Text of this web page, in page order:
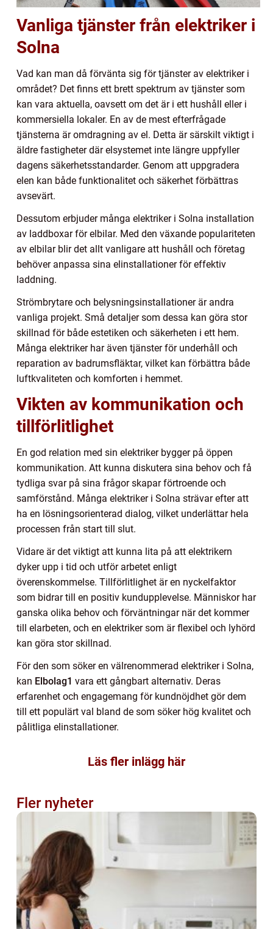
Vanliga tjänster från elektriker i
Solna
Vad kan man då förvänta sig för tjänster av elektriker i
området? Det finns ett brett spektrum av tjänster som
kan vara aktuella, oavsett om det är i ett hushåll eller i
kommersiella lokaler. En av de mest efterfrågade
tjänsterna är omdragning av el. Detta är särskilt viktigt i
äldre fastigheter där elsystemet inte längre uppfyller
dagens säkerhetsstandarder. Genom att uppgradera
elen kan både funktionalitet och säkerhet förbättras
avsevärt.
Dessutom erbjuder många elektriker i Solna installation
av laddboxar för elbilar. Med den växande populariteten
av elbilar blir det allt vanligare att hushåll och företag
behöver anpassa sina elinstallationer för effektiv
laddning.
Strömbrytare och belysningsinstallationer är andra
vanliga projekt. Små detaljer som dessa kan göra stor
skillnad för både estetiken och säkerheten i ett hem.
Många elektriker har även tjänster för underhåll och
reparation av badrumsfläktar, vilket kan förbättra både
luftkvaliteten och komforten i hemmet.
Vikten av kommunikation och
tillförlitlighet
En god relation med sin elektriker bygger på öppen
kommunikation. Att kunna diskutera sina behov och få
tydliga svar på sina frågor skapar förtroende och
samförstånd. Många elektriker i Solna strävar efter att
ha en lösningsorienterad dialog, vilket underlättar hela
processen från start till slut.
Vidare är det viktigt att kunna lita på att elektrikern
dyker upp i tid och utför arbetet enligt
överenskommelse. Tillförlitlighet är en nyckelfaktor
som bidrar till en positiv kundupplevelse. Människor har
ganska olika behov och förväntningar när det kommer
till elarbeten, och en elektriker som är flexibel och lyhörd
kan göra stor skillnad.
För den som söker en välrenommerad elektriker i Solna,
kan Elbolag1 vara ett gångbart alternativ. Deras
erfarenhet och engagemang för kundnöjdhet gör dem
till ett populärt val bland de som söker hög kvalitet och
pålitliga elinstallationer.
Läs fler inlägg här
Fler nyheter